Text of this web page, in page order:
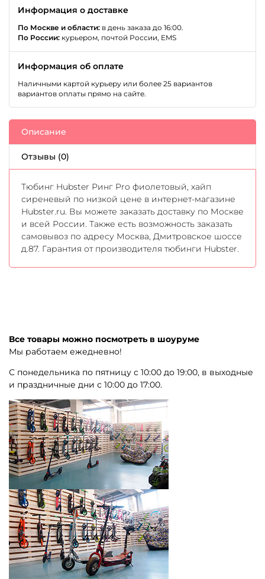
Информация о доставке
По Москве и области: в день заказа до 16:00.
По России: курьером, почтой России, EMS
Информация об оплате
Наличными картой курьеру или более 25 вариантов
вариантов оплаты прямо на сайте.
Описание
Отзывы (0)
Тюбинг Hubster Ринг Pro фиолетовый, хайп
сиреневый по низкой цене в интернет-магазине
Hubster.ru. Вы можете заказать доставку по Москве
и всей России. Также есть возможность заказать
самовывоз по адресу Москва, Дмитровское шоссе
д.87. Гарантия от производителя тюбинги Hubster.
Все товары можно посмотреть в шоуруме
Мы работаем ежедневно!
С понедельника по пятницу с 10:00 до 19:00, в выходные
и праздничные дни с 10:00 до 17:00.